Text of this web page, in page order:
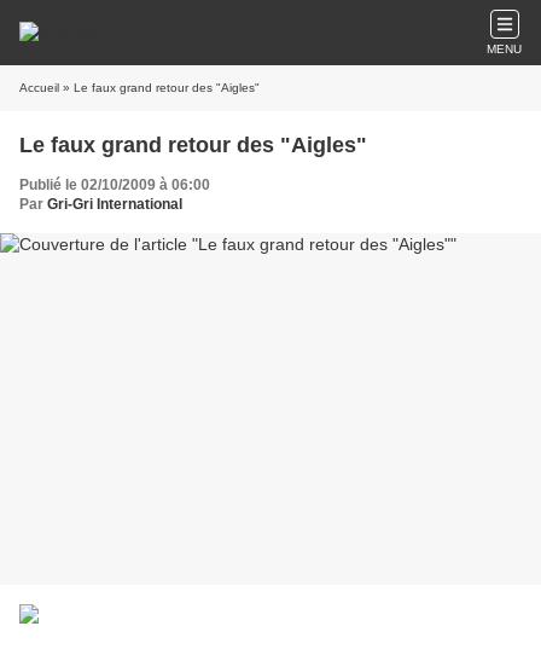
MENU
Accueil » Le faux grand retour des "Aigles"
Le faux grand retour des "Aigles"
Publié le 02/10/2009 à 06:00
Par Gri-Gri International